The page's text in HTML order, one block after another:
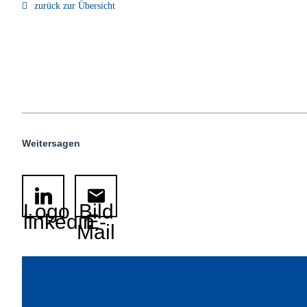
zurück zur Übersicht
Weitersagen
Logo
linkedinBild
E-
Mail